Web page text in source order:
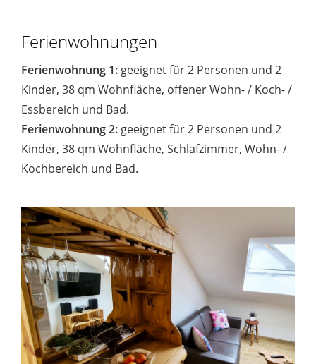
Ferienwohnungen
Ferienwohnung 1: geeignet für 2 Personen und 2
Kinder, 38 qm Wohnfläche, offener Wohn- / Koch- /
Essbereich und Bad.
Ferienwohnung 2: geeignet für 2 Personen und 2
Kinder, 38 qm Wohnfläche, Schlafzimmer, Wohn- /
Kochbereich und Bad.